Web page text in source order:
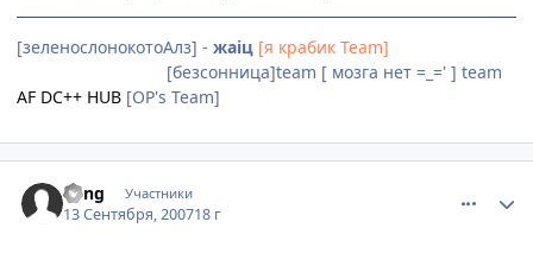
[зеленослонокотоАлз] - жаiц [я крабик Team]
[безсонница]team [ мозга нет =_=' ] team
AF DC++ HUB [OP's Team]
Kyng Участники
13 Сентября, 200718 г